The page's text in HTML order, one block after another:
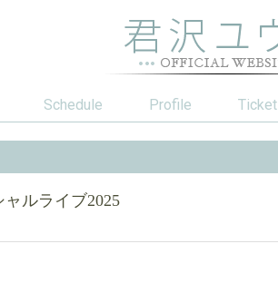
Schedule Profile Ticket
ルライブ2025